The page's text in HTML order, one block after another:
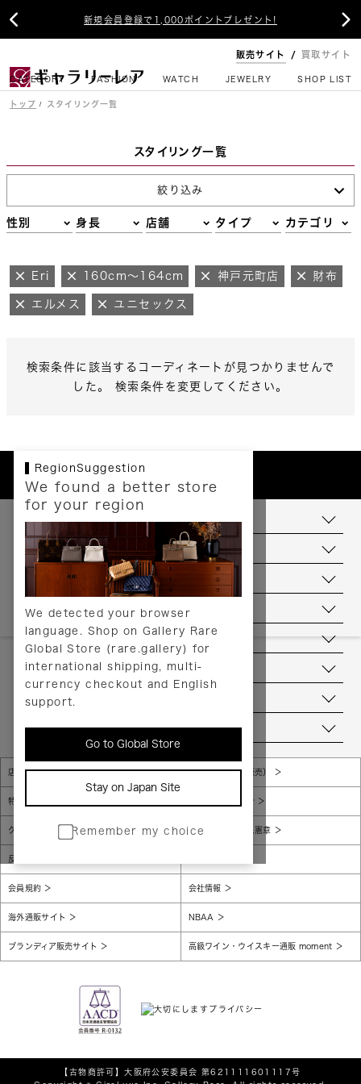
新規会員登録で1,000ポイントプレゼント!
 
販売サイト 買取サイト
CATEGORY FASHION WATCH JEWELRY SHOP LIST
トップ スタイリング一覧
スタイリング一覧
絞り込み
性別 身長 店舗 タイプ カテゴリ
Eri 160cm～164cm 神戸元町店 財布
エルメス ユニセックス
検索条件に該当するコーディネートが見つかりませんで
した。 検索条件を変更してください。
RegionSuggestion
We found a better store
for your region
We detected your browser
language. Shop on Gallery Rare
Global Store (rare.gallery) for
international shipping, multi-
currency checkout and English
support.
Go to Global Store
Stay on Japan Site
Remember my choice
お支払いについて
配送について
送料について
返品について
ヘルプ
お問い合わせ
当店について
店舗一覧 販売規約（店頭販売）
特定商取引法に基づく表示 個人情報保護方針
グローバルプライバシーポリシー コンプライアンス憲章
反社会的勢力に対する基本方針
会員規約 会社情報
海外通販サイト NBAA
ブランディア販売サイト 高級ワイン・ウイスキー通販 moment
【古物商許可】大阪府公安委員会 第621111601117号